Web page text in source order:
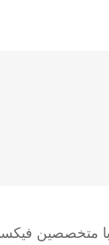
متخصصین